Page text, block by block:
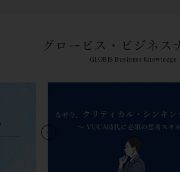
グロービス・ビジネス
GLOBIS Business Knowledge